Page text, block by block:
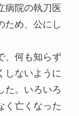
病院の執刀医
ため、公にし
、何も知らず
しないように
た。いろいろ
く亡くなった